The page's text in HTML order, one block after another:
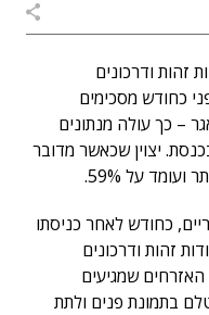
זהות ודרכונים
כחודש מסכימים
– כך עולה מנתונים
יצוין שכאשר מדובר
כחודש לאחר כניסתו
זהות ודרכונים
שמגיעים
בתמונת פנים ולתת